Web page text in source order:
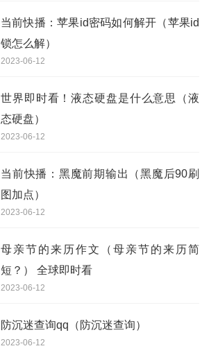
当前快播：苹果id密码如何解开（苹果id
锁怎么解）
2023-06-12
世界即时看！液态硬盘是什么意思（液
态硬盘）
2023-06-12
当前快播：黑魔前期输出（黑魔后90刷
图加点）
2023-06-12
母亲节的来历作文（母亲节的来历简
短？） 全球即时看
2023-06-12
防沉迷查询qq（防沉迷查询）
2023-06-12